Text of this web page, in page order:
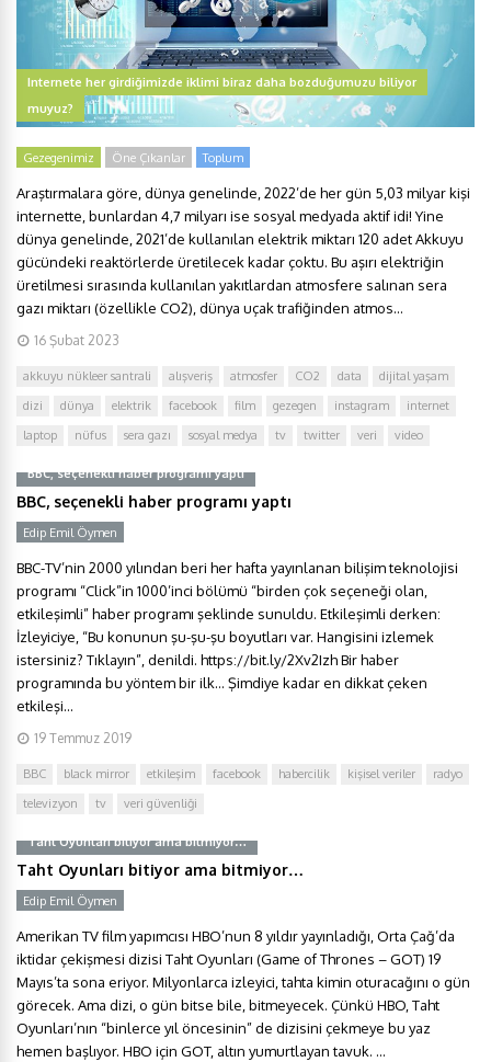
Internete her girdiğimizde iklimi biraz daha bozduğumuzu biliyor
muyuz?
Gezegenimiz Öne Çıkanlar Toplum
Araştırmalara göre, dünya genelinde, 2022’de her gün 5,03 milyar kişi
internette, bunlardan 4,7 milyarı ise sosyal medyada aktif idi! Yine
dünya genelinde, 2021’de kullanılan elektrik miktarı 120 adet Akkuyu
gücündeki reaktörlerde üretilecek kadar çoktu. Bu aşırı elektriğin
üretilmesi sırasında kullanılan yakıtlardan atmosfere salınan sera
gazı miktarı (özellikle CO2), dünya uçak trafiğinden atmos...
16 Şubat 2023
akkuyu nükleer santrali alışveriş atmosfer CO2 data
dijital yaşam
dizi
dünya elektrik facebook film gezegen instagram
internet
laptop
nüfus sera gazı sosyal medya tv twitter veri video
BBC, seçenekli haber programı yaptı
BBC, seçenekli haber programı yaptı
Edip Emil Öymen
BBC-TV’nin 2000 yılından beri her hafta yayınlanan bilişim teknolojisi
programı “Click”in 1000’inci bölümü “birden çok seçeneği olan,
etkileşimli” haber programı şeklinde sunuldu. Etkileşimli derken:
İzleyiciye, “Bu konunun şu-şu-şu boyutları var. Hangisini izlemek
istersiniz? Tıklayın”, denildi. https://bit.ly/2Xv2Izh Bir haber
programında bu yöntem bir ilk… Şimdiye kadar en dikkat çeken
etkileşi...
19 Temmuz 2019
BBC black mirror etkileşim facebook habercilik kişisel veriler
radyo
televizyon
tv veri güvenliği
Taht Oyunları bitiyor ama bitmiyor…
Taht Oyunları bitiyor ama bitmiyor…
Edip Emil Öymen
Amerikan TV film yapımcısı HBO’nun 8 yıldır yayınladığı, Orta Çağ’da
iktidar çekişmesi dizisi Taht Oyunları (Game of Thrones – GOT) 19
Mayıs’ta sona eriyor. Milyonlarca izleyici, tahta kimin oturacağını o gün
görecek. Ama dizi, o gün bitse bile, bitmeyecek. Çünkü HBO, Taht
Oyunları’nın “binlerce yıl öncesinin” de dizisini çekmeye bu yaz
hemen başlıyor. HBO için GOT, altın yumurtlayan tavuk. ...